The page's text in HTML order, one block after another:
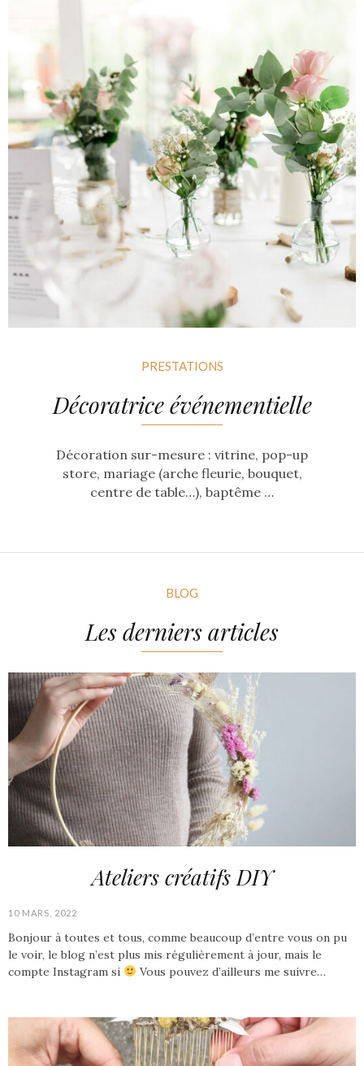
PRESTATIONS
Décoratrice événementielle
Décoration sur-mesure : vitrine, pop-up
store, mariage (arche fleurie, bouquet,
centre de table…), baptême …
BLOG
Les derniers articles
Ateliers créatifs DIY
10 MARS, 2022
Bonjour à toutes et tous, comme beaucoup d’entre vous on pu
le voir, le blog n’est plus mis régulièrement à jour, mais le
compte Instagram si
Vous pouvez d’ailleurs me suivre…